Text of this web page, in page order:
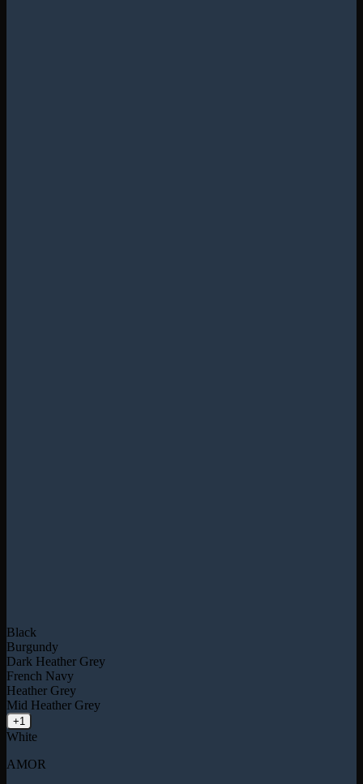
Black
Burgundy
Dark Heather Grey
French Navy
Heather Grey
Mid Heather Grey
+1
White
AMOR